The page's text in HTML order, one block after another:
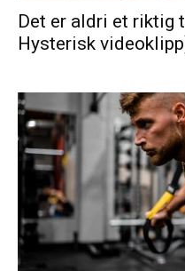
Det er aldri et riktig
Hysterisk